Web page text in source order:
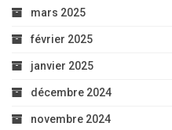
mars 2025
février 2025
janvier 2025
décembre 2024
novembre 2024